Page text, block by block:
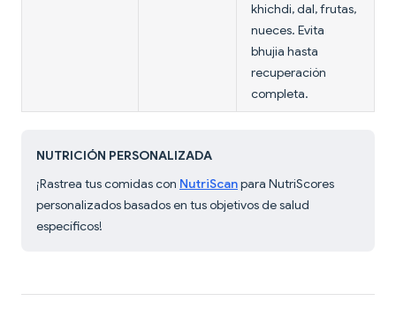
khichdi, dal, frutas,
nueces. Evita
bhujia hasta
recuperación
completa.
NUTRICIÓN PERSONALIZADA
¡Rastrea tus comidas con NutriScanpara NutriScores
personalizados basados en tus objetivos de salud
específicos!